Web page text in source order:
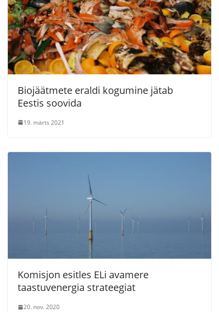
Biojäätmete eraldi kogumine jätab
Eestis soovida
19. märts 2021
Komisjon esitles ELi avamere
taastuvenergia strateegiat
20. nov. 2020